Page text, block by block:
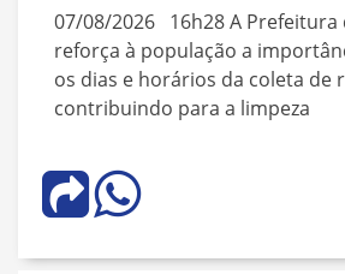
07/08/2026 16h28 A Prefeitura
reforça à população a
os dias e horários da coleta de
contribuindo para a limpeza